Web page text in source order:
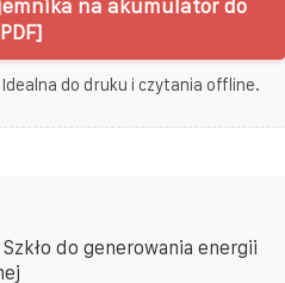
na akumulator do
Idealna do druku i czytania offline.
do generowania energii